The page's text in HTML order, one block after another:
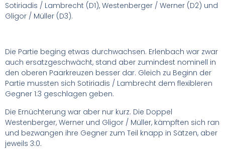
Sotiriadis / Lambrecht (D1), Westenberger / Werner (D2) und
Gligor / Müller (D3).
Die Partie beging etwas durchwachsen. Erlenbach war zwar
auch ersatzgeschwächt, stand aber zumindest nominell in
den oberen Paarkreuzen besser dar. Gleich zu Beginn der
Partie mussten sich Sotiriadis / Lambrecht dem flexibleren
Gegner 1:3 geschlagen geben.
Die Ernüchterung war aber nur kurz. Die Doppel
Westenberger, Werner und Gligor / Müller, kämpften sich ran
und bezwangen ihre Gegner zum Teil knapp in Sätzen, aber
jeweils 3:0.